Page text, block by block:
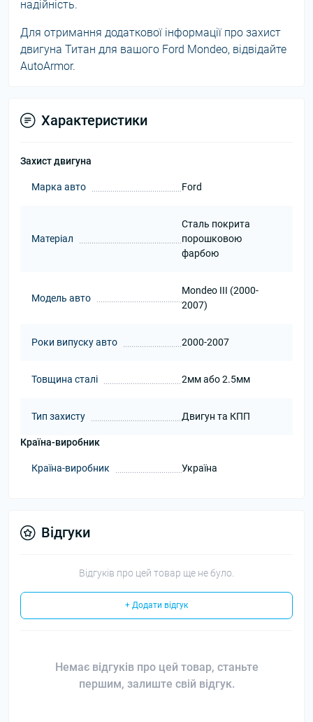
надійність.
Для отримання додаткової інформації про захист
двигуна Титан для вашого Ford Mondeo, відвідайте
AutoArmor.
Характеристики
Захист двигуна
Марка авто Ford
Матеріал
Сталь покрита
порошковою
фарбою
Модель авто
Mondeo III (2000-
2007)
Роки випуску авто 2000-2007
Товщина сталі 2мм або 2.5мм
Тип захисту Двигун та КПП
Країна-виробник
Країна-виробник Україна
Відгуки
Відгуків про цей товар ще не було.
+ Додати відгук
Немає відгуків про цей товар, станьте
першим, залиште свій відгук.